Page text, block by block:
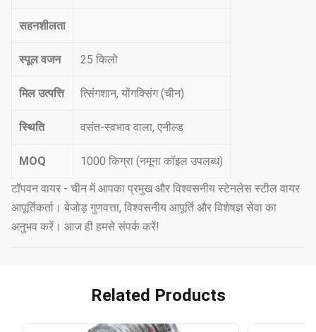
सहनशीलता
स्पूल वजन 25 किलो
मिल उत्पत्ति त्सिंगशान, योंगक्सिंग (चीन)
स्थिति वसंत-स्वभाव वाला, एनील्ड
MOQ 1000 किग्रा (नमूना कॉइल उपलब्ध)
टॉपवन वायर - चीन में आपका प्रमुख और विश्वसनीय स्टेनलेस स्टील वायर
आपूर्तिकर्ता। बेजोड़ गुणवत्ता, विश्वसनीय आपूर्ति और विशेषज्ञ सेवा का
अनुभव करें। आज ही हमसे संपर्क करें!
Related Products